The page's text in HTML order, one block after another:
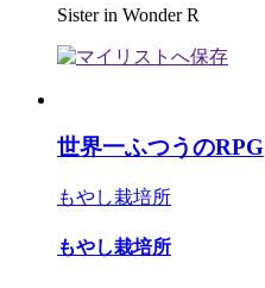
Sister in Wonder R
世界一ふつうのRPG
もやし栽培所
もやし栽培所